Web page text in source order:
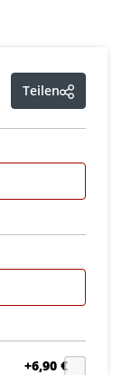
Teilen
+6,90 €